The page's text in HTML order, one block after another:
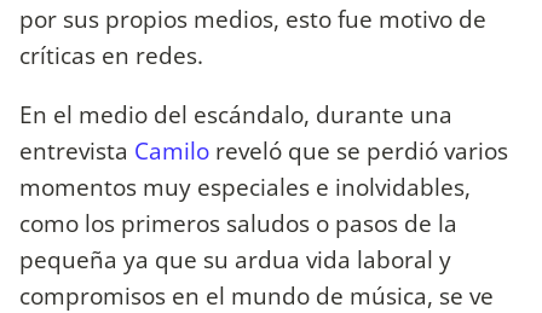
por sus propios medios, esto fue motivo de
críticas en redes.
En el medio del escándalo, durante una
entrevista Camilo reveló que se perdió varios
momentos muy especiales e inolvidables,
como los primeros saludos o pasos de la
pequeña ya que su ardua vida laboral y
compromisos en el mundo de música, se ve